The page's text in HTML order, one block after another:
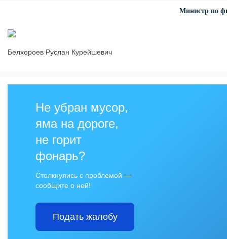
Министр по
Белхороев Руслан Курейшевич
Не убран мусор,
яма на дороге,
не горит
фонарь?
Столкнулись с проблемой —
сообщите о ней!
Подать жалобу